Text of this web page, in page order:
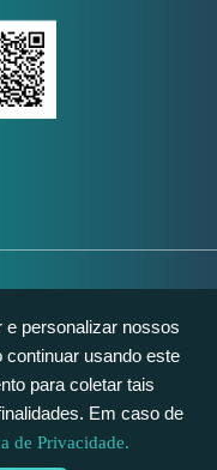
e personalizar nossos
usando este
para coletar tais
Em caso de
de Privacidade.
reservados.